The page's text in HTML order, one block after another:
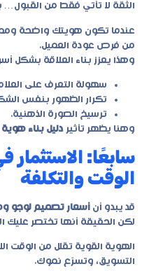
الثقة لا تأتي فقط من القبول…
عندما تكون هويتك واضحة
من فرص عودة العميل.
وهذا يعزز بناء العلاقة بشكل
سهولة التعرف على
تكرار الظهور بنفس
ترسيخ الصورة الذهنية.
وهنا يظهر تأثير دليل بناء هوية
سابعًا: الاستثمار
الوقت والتكلفة
قد يبدو أن أسعار تصميم لوجو
لكن الحقيقة أنها تختصر عليك
الهوية القوية تقلل من الوقت
التسويق، وتسرّع نموك.